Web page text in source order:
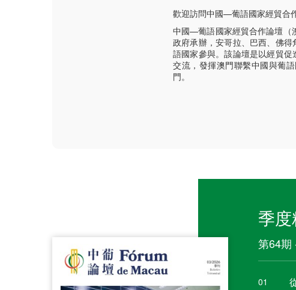
歡迎訪問中國—葡語國家經貿合
中國—葡語國家經貿合作論壇（
政府承辦，安哥拉、巴西、佛
語國家參與。該論壇是以經貿
交流，發揮澳門聯繫中國與葡
門。
季度
第64期
01